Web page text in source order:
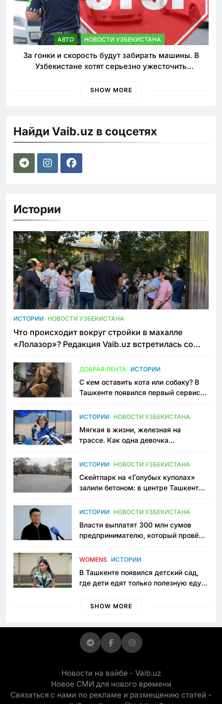
АВТО НОВОСТИ УЗБЕКИСТАНА
За гонки и скорость будут забирать машины. В
Узбекистане хотят серьезно ужесточить
SHOW MORE
Найди Vaib.uz в соцсетях
Истории
ИСТОРИИ НОВОСТИ УЗБЕКИСТАНА
Что происходит вокруг стройки в махалле
«Лолазор»? Редакция Vaib.uz встретилась со
ДОБРАЯ ЛЕНТА ИСТОРИИ
С кем оставить кота или собаку? В
Ташкенте появился первый сервис
ИСТОРИИ НОВОСТИ УЗБЕКИСТАНА
Мягкая в жизни, железная на
трассе. Как одна девочка
Узбекистане
ИСТОРИИ НОВОСТИ УЗБЕКИСТАНА
Скейтпарк на «Голубых куполах»
залили бетоном: в центре Ташкента
пространство
ИСТОРИИ НОВОСТИ УЗБЕКИСТАНА
Власти выплатят 300 млн сумов
предпринимателю, который провёл
приговору
WOMENS ИСТОРИИ
В Ташкенте появился детский сад,
где дети едят только полезную еду.
просить «кашу без сахара»
SHOW MORE
Новости на вайбе - Vaib.uz
Новое СМИ для нового времени
Связаться с нами по рекламе и размещению статей -